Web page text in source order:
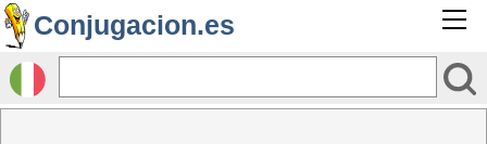
Conjugacion.es